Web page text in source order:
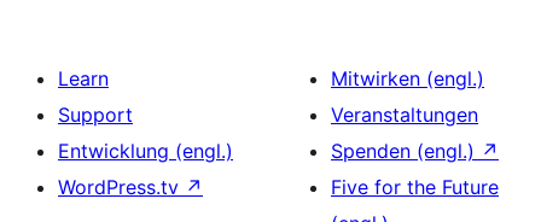
Learn
Support
Entwicklung (engl.)
WordPress.tv ↗
Mitwirken (engl.)
Veranstaltungen
Spenden (engl.) ↗
Five for the Future